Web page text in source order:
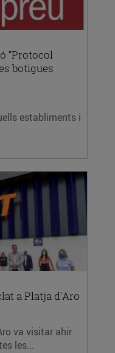
“Protocol
botigues
establiments i
a Platja d'Aro
va visitar ahir
les...